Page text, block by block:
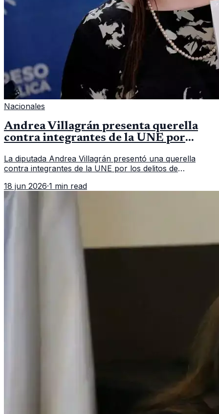
Nacionales
Andrea Villagrán presenta querella
contra integrantes de la UNE por
La diputada Andrea Villagrán presentó una querella
contra integrantes de la UNE por los delitos de
18 jun 2026·1 min read